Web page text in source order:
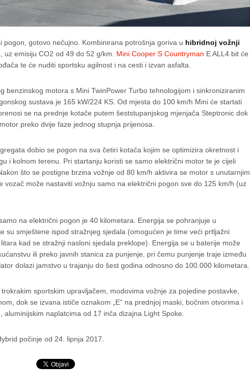
gotovo nečujno. Kombinirana potrošnja goriva u hibridnoj vožnji
uz emisiju CO2 od 49 do 52 g/km. Mini Cooper S Countryman E ALL4 bit će
te će nuditi sportsku agilnost i na cesti i izvan asfalta.
benzinskog motora s Mini TwinPower Turbo tehnologijom i sinkroniziranim
sustava je 165 kW/224 KS. Od mjesta do 100 km/h Mini će startati
se na prednje kotače putem šeststupanjskog mjenjača Steptronic dok
preko dvije faze jednog stupnja prijenosa.
dobio se pogon na sva četiri kotača kojim se optimizira okretnost i
i kolnom terenu. Pri startanju koristi se samo električni motor te je cijeli
što se postigne brzina vožnje od 80 km/h aktivira se motor s unutarnjim
vozač može nastaviti vožnju samo na električni pogon sve do 125 km/h (uz
na električni pogon je 40 kilometara. Energija se pohranjuje u
su smještene ispod stražnjeg sjedala (omogućen je time veći prtljažni
kad se stražnji nasloni sjedala preklope). Energija se u baterije može
ili preko javnih stanica za punjenje, pri čemu punjenje traje između
dolazi jamstvo u trajanju do šest godina odnosno do 100.000 kilometara.
trokrakim sportskim upravljačem, modovima vožnje za pojedine postavke,
dok se izvana ističe oznakom „E“ na prednjoj maski, bočnim otvorima i
aluminijskim naplatcima od 17 inča dizajna Light Spoke.
počinje od 24. lipnja 2017.